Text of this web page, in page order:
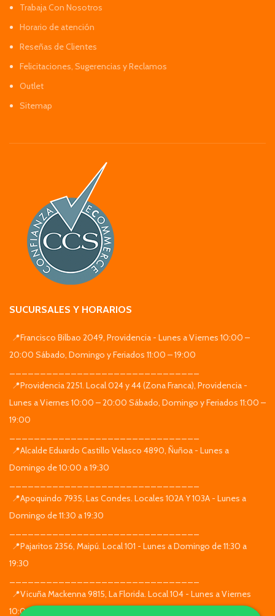
Trabaja Con Nosotros
Horario de atención
Reseñas de Clientes
Felicitaciones, Sugerencias y Reclamos
Outlet
Sitemap
SUCURSALES Y HORARIOS
📍Francisco Bilbao 2049, Providencia - Lunes a Viernes 10:00 –
20:00 Sábado, Domingo y Feriados 11:00 – 19:00
📍Providencia 2251. Local 024 y 44 (Zona Franca), Providencia -
Lunes a Viernes 10:00 – 20:00 Sábado, Domingo y Feriados 11:00 –
19:00
📍Alcalde Eduardo Castillo Velasco 4890, Ñuñoa - Lunes a
Domingo de 10:00 a 19:30
📍Apoquindo 7935, Las Condes. Locales 102A Y 103A - Lunes a
Domingo de 11:30 a 19:30
📍Pajaritos 2356, Maipú. Local 101 - Lunes a Domingo de 11:30 a
19:30
📍Vicuña Mackenna 9815, La Florida. Local 104 - Lunes a Viernes
10:00 – 20:00 Sábado, Domingo y Feriados 11:00 – 19:00